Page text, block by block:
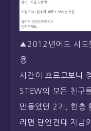
▲2012년에도 시도
용
시간이 흐르고보니
STEW의 모든 친구
만들었던 2기, 한층
라면 단언컨대 지금